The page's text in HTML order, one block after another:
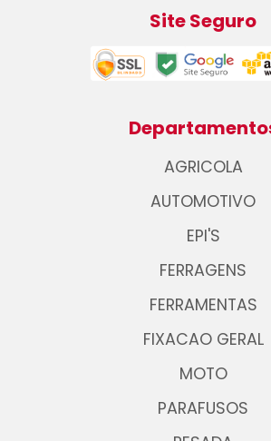
Site Seguro
AGRICOLA
AUTOMOTIVO
EPI'S
FERRAGENS
FERRAMENTAS
FIXACAO GERAL
MOTO
PARAFUSOS